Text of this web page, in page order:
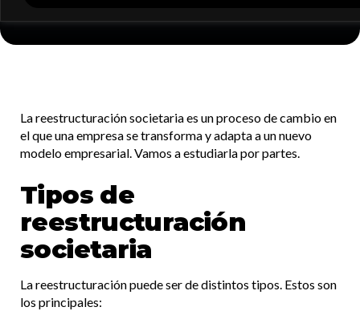
La reestructuración societaria es un proceso de cambio en
el que una empresa se transforma y adapta a un nuevo
modelo empresarial. Vamos a estudiarla por partes.
Tipos de
reestructuración
societaria
La reestructuración puede ser de distintos tipos. Estos son
los principales: